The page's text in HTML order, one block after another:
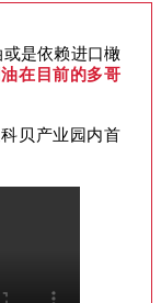
是依赖进口橄
在目前的多哥
贝产业园内首